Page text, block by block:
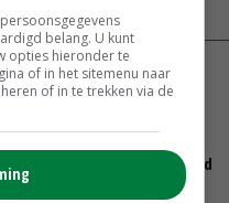
Huizinga: ‘Bezoek van
zelf groente plukken’
Frijns doet het verrassend
belang. U kunt
opties hieronder te
of in het sitemenu naar
of in te trekken via de